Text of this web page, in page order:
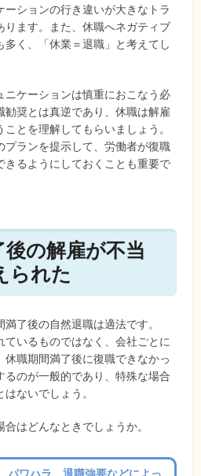
ションの行き違いが大きなトラ
ります。また、休職へネガティブ
く、「休業＝退職」と考えてし
ニケーションは慎重におこなう必
奨とは真逆であり、休職は解雇
とを理解してもらいましょう。
プランを提示して、労働者が復職
きるようにしておくことも重要で
の解雇が不当
られた
了後の自然退職は適法です。
いるものではなく、会社ごとに
職期間満了後に復職できなかっ
るのが一般的であり、特殊な場合
ないでしょう。
はどんなときでしょうか。